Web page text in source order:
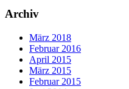
Archiv
März 2018
Februar 2016
April 2015
März 2015
Februar 2015